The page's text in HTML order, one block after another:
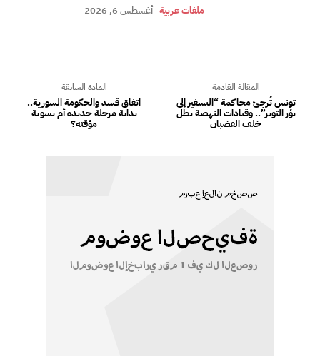
ملفات عربية أغسطس 6, 2026
المادة السابقة
اتفاق قسد والحكومة السورية..
بداية مرحلة جديدة أم تسوية
مؤقتة؟
المقالة القادمة
تونس تُرجئ محاكمة “التسفير إلى
بؤر التوتر”.. وقيادات النهضة تظل
خلف القضبان